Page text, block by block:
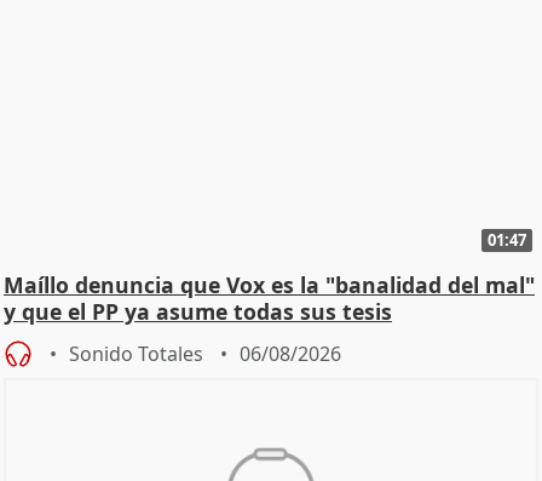
01:47
Maíllo denuncia que Vox es la "banalidad del mal"
y que el PP ya asume todas sus tesis
Sonido Totales 06/08/2026